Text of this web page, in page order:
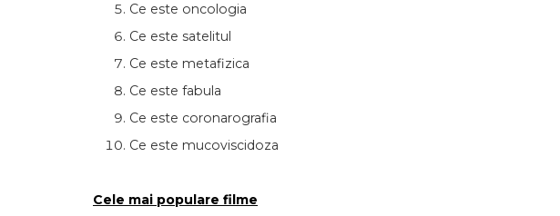
Ce este oncologia
Ce este satelitul
Ce este metafizica
Ce este fabula
Ce este coronarografia
Ce este mucoviscidoza
Cele mai populare filme